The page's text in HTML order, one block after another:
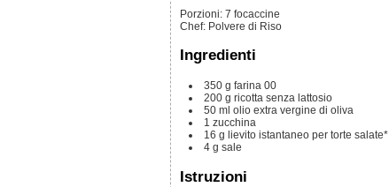
Porzioni: 7 focaccine
Chef: Polvere di Riso
Ingredienti
350 g farina 00
200 g ricotta senza lattosio
50 ml olio extra vergine di oliva
1 zucchina
16 g lievito istantaneo per torte salate*
4 g sale
Istruzioni